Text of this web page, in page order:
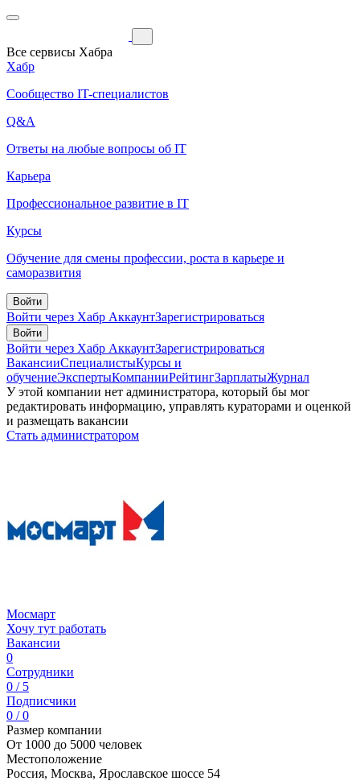
Все сервисы Хабра
Хабр
Сообщество IT-специалистов
Q&A
Ответы на любые вопросы об IT
Карьера
Профессиональное развитие в IT
Курсы
Обучение для смены профессии, роста в карьере и
саморазвития
Войти
Войти через Хабр АккаунтЗарегистрироваться
Войти
Войти через Хабр АккаунтЗарегистрироваться
ВакансииСпециалистыКурсы и
обучениеЭкспертыКомпанииРейтингЗарплатыЖурнал
У этой компании нет администратора, который бы мог
редактировать информацию, управлять кураторами и оценкой
и размещать вакансии
Стать администратором
Мосмарт
Хочу тут работать
Вакансии
0
Сотрудники
0 / 5
Подписчики
0 / 0
Размер компании
От 1000 до 5000 человек
Местоположение
Россия, Москва, Ярославское шоссе 54